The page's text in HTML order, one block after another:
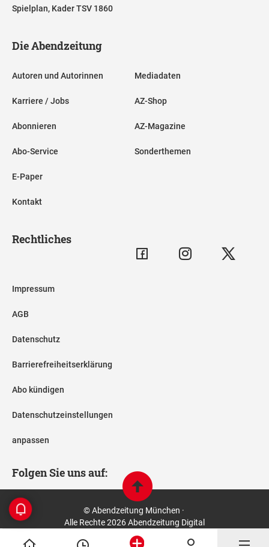
Spielplan, Kader TSV 1860
Die Abendzeitung
Autoren und Autorinnen
Karriere / Jobs
Abonnieren
Abo-Service
E-Paper
Kontakt
Mediadaten
AZ-Shop
AZ-Magazine
Sonderthemen
Rechtliches
Impressum
AGB
Datenschutz
Barrierefreiheitserklärung
Abo kündigen
Datenschutzeinstellungen
anpassen
Folgen Sie uns auf:
© Abendzeitung München ·
Alle Rechte 2026 Abendzeitung Digital